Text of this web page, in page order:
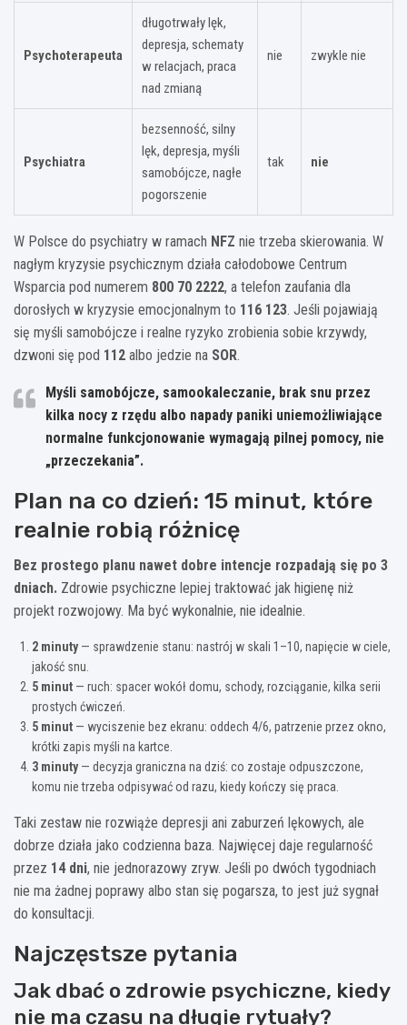
Psychoterapeuta
długotrwały lęk,
depresja, schematy
w relacjach, praca
nad zmianą
nie zwykle nie
Psychiatra
bezsenność, silny
lęk, depresja, myśli
samobójcze, nagłe
pogorszenie
tak nie
W Polsce do psychiatry w ramach NFZ nie trzeba skierowania. W
nagłym kryzysie psychicznym działa całodobowe Centrum
Wsparcia pod numerem 800 70 2222, a telefon zaufania dla
dorosłych w kryzysie emocjonalnym to 116 123. Jeśli pojawiają
się myśli samobójcze i realne ryzyko zrobienia sobie krzywdy,
dzwoni się pod 112 albo jedzie na SOR.
Myśli samobójcze, samookaleczanie, brak snu przez
kilka nocy z rzędu albo napady paniki uniemożliwiające
normalne funkcjonowanie wymagają pilnej pomocy, nie
„przeczekania”.
Plan na co dzień: 15 minut, które
realnie robią różnicę
Bez prostego planu nawet dobre intencje rozpadają się po 3
dniach. Zdrowie psychiczne lepiej traktować jak higienę niż
projekt rozwojowy. Ma być wykonalnie, nie idealnie.
2 minuty— sprawdzenie stanu: nastrój w skali 1–10, napięcie w ciele,
jakość snu.
5 minut — ruch: spacer wokół domu, schody, rozciąganie, kilka serii
prostych ćwiczeń.
5 minut — wyciszenie bez ekranu: oddech 4/6, patrzenie przez okno,
krótki zapis myśli na kartce.
3 minuty— decyzja graniczna na dziś: co zostaje odpuszczone,
komu nie trzeba odpisywać od razu, kiedy kończy się praca.
Taki zestaw nie rozwiąże depresji ani zaburzeń lękowych, ale
dobrze działa jako codzienna baza. Najwięcej daje regularność
przez 14 dni, nie jednorazowy zryw. Jeśli po dwóch tygodniach
nie ma żadnej poprawy albo stan się pogarsza, to jest już sygnał
do konsultacji.
Najczęstsze pytania
Jak dbać o zdrowie psychiczne, kiedy
nie ma czasu na długie rytuały?